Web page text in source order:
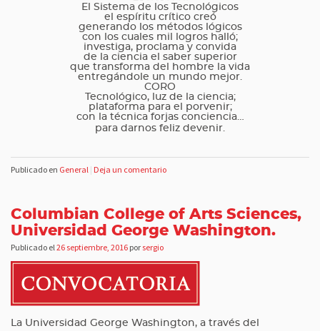
El Sistema de los Tecnológicos
el espíritu crítico creó
generando los métodos lógicos
con los cuales mil logros halló;
investiga, proclama y convida
de la ciencia el saber superior
que transforma del hombre la vida
entregándole un mundo mejor.
CORO
Tecnológico, luz de la ciencia;
plataforma para el porvenir;
con la técnica forjas conciencia…
para darnos feliz devenir.
Publicado en General | Deja un comentario
Columbian College of Arts Sciences,
Universidad George Washington.
Publicado el26 septiembre, 2016 por sergio
La Universidad George Washington, a través del